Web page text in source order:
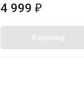
4 999 ₽
В корзину